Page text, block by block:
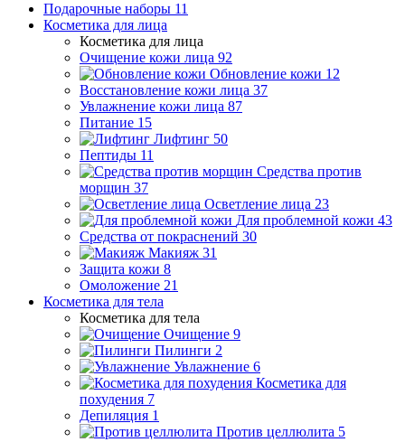
Подарочные наборы 11
Косметика для лица
Косметика для лица
Очищение кожи лица 92
Обновление кожи 12
Восстановление кожи лица 37
Увлажнение кожи лица 87
Питание 15
Лифтинг 50
Пептиды 11
Средства против
морщин 37
Осветление лица 23
Для проблемной кожи 43
Средства от покраснений 30
Макияж 31
Защита кожи 8
Омоложение 21
Косметика для тела
Косметика для тела
Очищение 9
Пилинги 2
Увлажнение 6
Косметика для
похудения 7
Депиляция 1
Против целлюлита 5